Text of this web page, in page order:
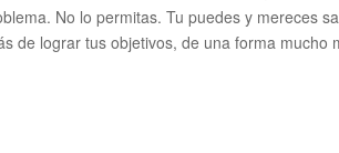
No lo permitas. Tu puedes y mereces
de lograr tus objetivos, de una forma mucho